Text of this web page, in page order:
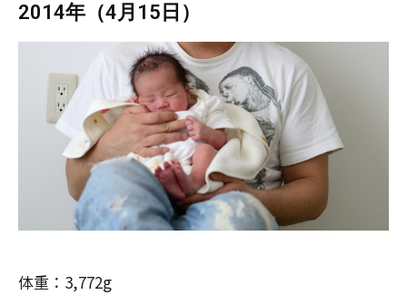
2014年（4月15日）
体重：3,772g